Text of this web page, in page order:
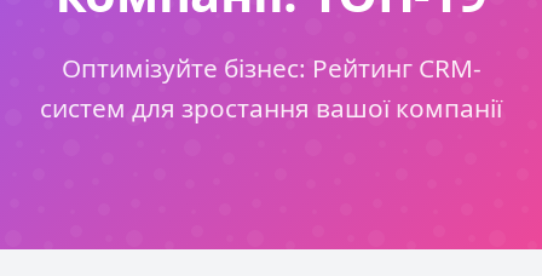
Оптимізуйте бізнес: Рейтинг CRM-
систем для зростання вашої компанії